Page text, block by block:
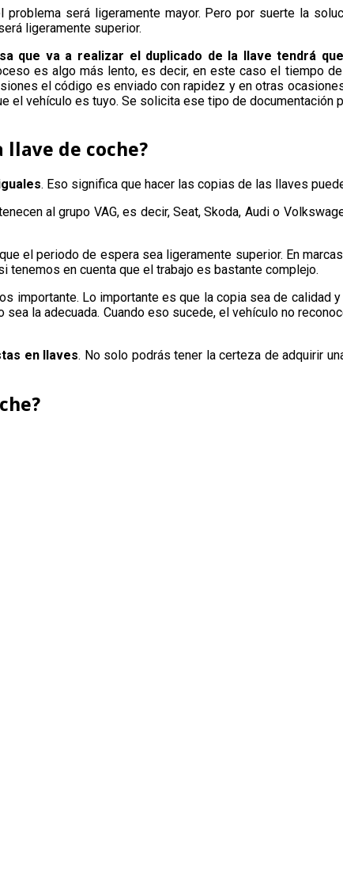
será ligeramente mayor. Pero por suerte la
ligeramente superior.
que va a realizar el duplicado de la llave tendrá
es algo más lento, es decir, en este caso el tiempo
el código es enviado con rapidez y en otras
vehículo es tuyo. Se solicita ese tipo de documentación
llave de coche?
. Eso significa que hacer las copias de las llaves
al grupo VAG, es decir, Seat, Skoda, Audi o
el periodo de espera sea ligeramente superior. En
tenemos en cuenta que el trabajo es bastante complejo.
importante. Lo importante es que la copia sea de calidad
la adecuada. Cuando eso sucede, el vehículo no
en llaves. No solo podrás tener la certeza de adquirir